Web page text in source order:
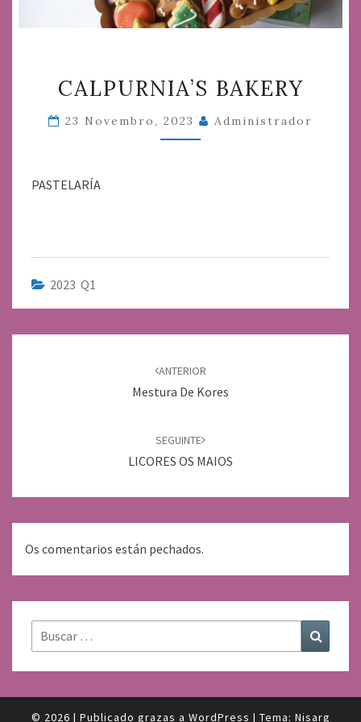
BAKERY
CALPURNIA’S BAKERY
23 Novembro, 2023 Administrador
PASTELARÍA
2023 Q1
ANTERIOR
Mestura De Kores
SEGUINTE
LICORES OS MAIOS
Os comentarios están pechados.
Buscar:
© 2026 | Publicado grazas a WordPress | Tema: Nisarg